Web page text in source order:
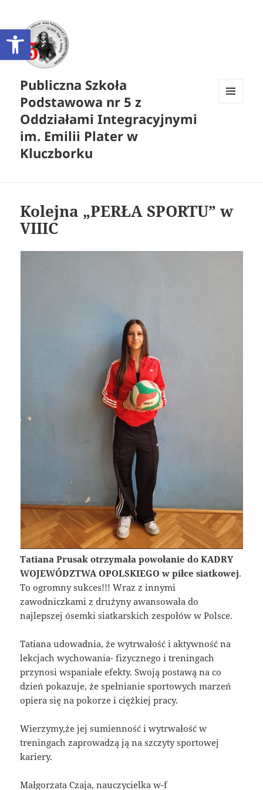
Otwórz pasek narzędzi
Publiczna Szkoła
Podstawowa nr 5 z
Oddziałami Integracyjnymi
im. Emilii Plater w
Kluczborku
Kolejna „PERŁA SPORTU” w
VIIIC
Tatiana Prusak otrzymała powołanie do KADRY
WOJEWÓDZTWA OPOLSKIEGO w piłce siatkowej.
To ogromny sukces!!! Wraz z innymi
zawodniczkami z drużyny awansowała do
najlepszej ósemki siatkarskich zespołów w Polsce.
Tatiana udowadnia, że wytrwałość i aktywność na
lekcjach wychowania- fizycznego i treningach
przynosi wspaniałe efekty. Swoją postawą na co
dzień pokazuje, że spełnianie sportowych marzeń
opiera się na pokorze i ciężkiej pracy.
Wierzymy,że jej sumienność i wytrwałość w
treningach zaprowadzą ją na szczyty sportowej
kariery.
Małgorzata Czaja, nauczycielka w-f